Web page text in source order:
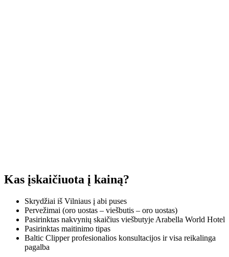
Kas įskaičiuota į kainą?
Skrydžiai iš Vilniaus į abi puses
Pervežimai (oro uostas – viešbutis – oro uostas)
Pasirinktas nakvynių skaičius viešbutyje Arabella World Hotel
Pasirinktas maitinimo tipas
Baltic Clipper profesionalios konsultacijos ir visa reikalinga
pagalba